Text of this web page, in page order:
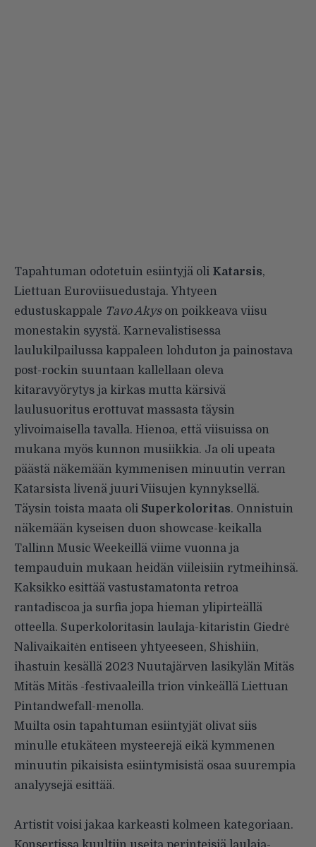
Tapahtuman odotetuin esiintyjä oli Katarsis,
Liettuan Euroviisuedustaja. Yhtyeen
edustuskappale Tavo Akyson poikkeava viisu
monestakin syystä. Karnevalistisessa
laulukilpailussa kappaleen lohduton ja painostava
post-rockin suuntaan kallellaan oleva
kitaravyörytys ja kirkas mutta kärsivä
laulusuoritus erottuvat massasta täysin
ylivoimaisella tavalla. Hienoa, että viisuissa on
mukana myös kunnon musiikkia. Ja oli upeata
päästä näkemään kymmenisen minuutin verran
Katarsista livenä juuri Viisujen kynnyksellä.
Täysin toista maata oli Superkoloritas. Onnistuin
näkemään kyseisen duon showcase-keikalla
Tallinn Music Weekeillä viime vuonna ja
tempauduin mukaan heidän viileisiin rytmeihinsä.
Kaksikko esittää vastustamatonta retroa
rantadiscoa ja surfia jopa hieman ylipirteällä
otteella. Superkoloritasin laulaja-kitaristin Giedrė
Nalivaikaitėn entiseen yhtyeeseen, Shishiin,
ihastuin kesällä 2023 Nuutajärven lasikylän Mitäs
Mitäs Mitäs -festivaaleilla trion vinkeällä Liettuan
Pintandwefall-menolla.
Muilta osin tapahtuman esiintyjät olivat siis
minulle etukäteen mysteerejä eikä kymmenen
minuutin pikaisista esiintymisistä osaa suurempia
analyysejä esittää.
Artistit voisi jakaa karkeasti kolmeen kategoriaan.